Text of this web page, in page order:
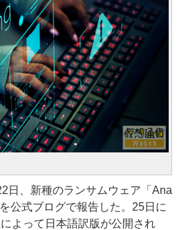
日、新種のランサムウェア「Ana
公式ブログで報告した。25日に
よって日本語訳版が公開され